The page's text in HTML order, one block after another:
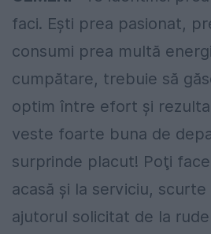
faci. Eşti prea pasionat,
consumi prea multă
cumpătare, trebuie să
optim între efort și
veste foarte buna de
surprinde placut! Poţi
acasă şi la serviciu,
ajutorul solicitat de la